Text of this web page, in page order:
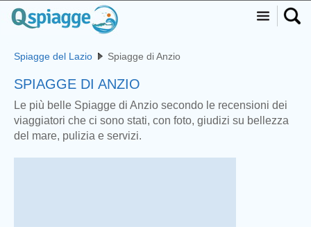
Spiagge del Lazio Spiagge di Anzio
SPIAGGE DI ANZIO
Le più belle Spiagge di Anzio secondo le recensioni dei
viaggiatori che ci sono stati, con foto, giudizi su bellezza
del mare, pulizia e servizi.